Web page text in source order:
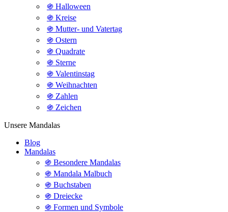
֍ Halloween
֍ Kreise
֍ Mutter- und Vatertag
֍ Ostern
֍ Quadrate
֍ Sterne
֍ Valentinstag
֍ Weihnachten
֍ Zahlen
֍ Zeichen
Unsere Mandalas
Blog
Mandalas
֍ Besondere Mandalas
֍ Mandala Malbuch
֍ Buchstaben
֍ Dreiecke
֍ Formen und Symbole